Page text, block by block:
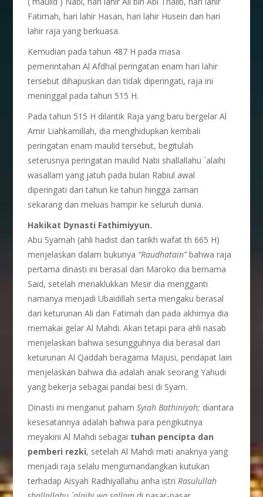
Fatimah, hari lahir Hasan, hari lahir Husein dan hari
lahir raja yang berkuasa.
Kemudian pada tahun 487 H pada masa
pemerintahan Al Afdhal peringatan enam hari lahir
tersebut dihapuskan dan tidak diperingati, raja ini
meninggal pada tahun 515 H.
Pada tahun 515 H dilantik Raja yang baru bergelar Al
Amir Liahkamillah, dia menghidupkan kembali
peringatan enam maulid tersebut, begitulah
seterusnya peringatan maulid Nabi shallallahu `alaihi
wasallam yang jatuh pada bulan Rabiul awal
diperingati dari tahun ke tahun hingga zaman
sekarang dan meluas hampir ke seluruh dunia.
Hakikat Dynasti Fathimiyyun.
Abu Syamah (ahli hadist dan tarikh wafat th 665 H)
menjelaskan dalam bukunya “Raudhatain”bahwa raja
pertama dinasti ini berasal dari Maroko dia bernama
Said, setelah menaklukkan Mesir dia mengganti
namanya menjadi Ubaidillah serta mengaku berasal
dari keturunan Ali dan Fatimah dan pada akhirnya dia
memakai gelar Al Mahdi. Akan tetapi para ahli nasab
menjelaskan bahwa sesungguhnya dia berasal dari
keturunan Al Qaddah beragama Majusi, pendapat lain
menjelaskan bahwa dia adalah anak seorang Yahudi
yang bekerja sebagai pandai besi di Syam.
Dinasti ini menganut pahamSyiah Bathiniyah; diantara
kesesatannya adalah bahwa para pengikutnya
meyakini Al Mahdi sebagai tuhan pencipta dan
pemberi rezki, setelah Al Mahdi mati anaknya yang
menjadi raja selalu mengumandangkan kutukan
terhadap Aisyah Radhiyallahu anha istriRasulullah